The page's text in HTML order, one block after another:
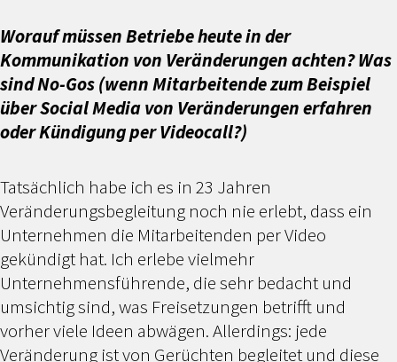
Worauf müssen Betriebe heute in der
Kommunikation von Veränderungen achten? Was
sind No-Gos (wenn Mitarbeitende zum Beispiel
über Social Media von Veränderungen erfahren
oder Kündigung per Videocall?)
Tatsächlich habe ich es in 23 Jahren
Veränderungsbegleitung noch nie erlebt, dass ein
Unternehmen die Mitarbeitenden per Video
gekündigt hat. Ich erlebe vielmehr
Unternehmensführende, die sehr bedacht und
umsichtig sind, was Freisetzungen betrifft und
vorher viele Ideen abwägen. Allerdings: jede
Veränderung ist von Gerüchten begleitet und diese